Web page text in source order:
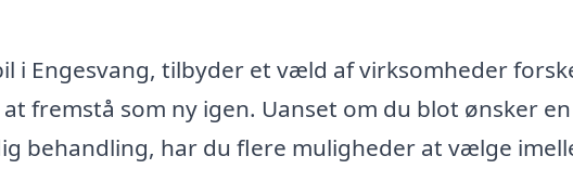
i Engesvang, tilbyder et væld af virksomheder
fremstå som ny igen. Uanset om du blot ønsker en
behandling, har du flere muligheder at vælge